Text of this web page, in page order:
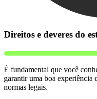
Direitos e deveres do
É fundamental que você
garantir uma boa experiência
normas legais.